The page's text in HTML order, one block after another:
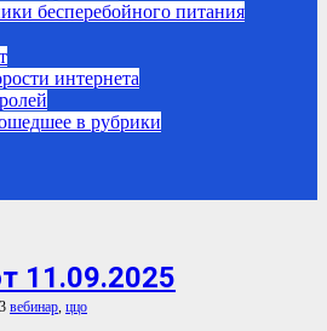
бесперебойного питания
интернета
в рубрики
11.09.2025
вебинар, ццо